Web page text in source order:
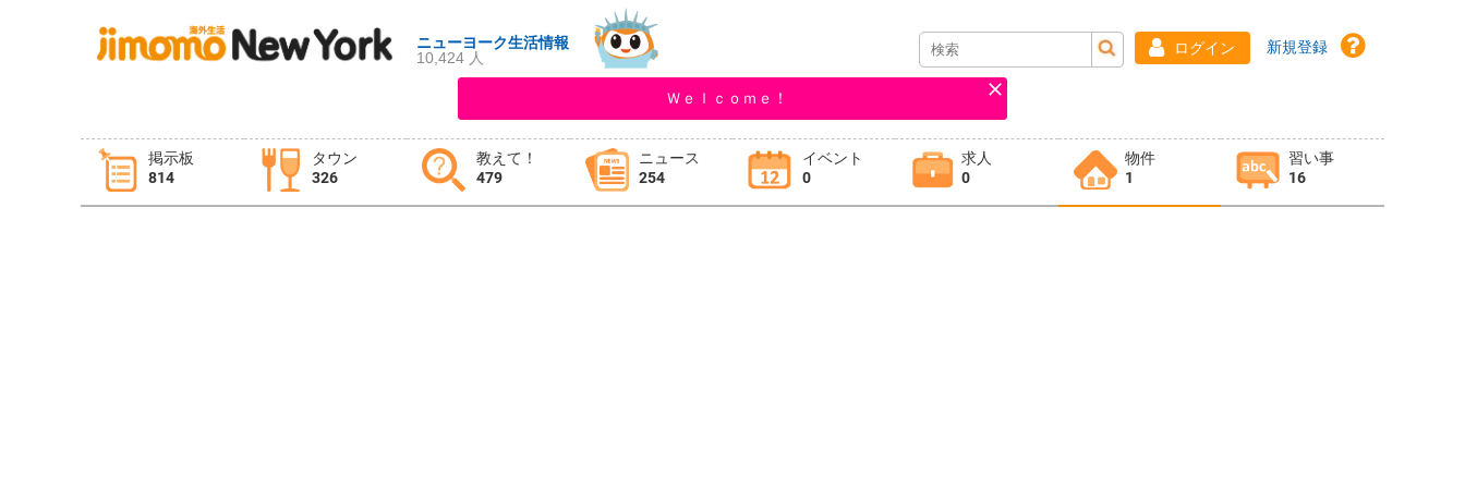
ニューヨーク生活情報
10,424 人
ログイン 新規登録
Ｗｅｌｃｏｍｅ！
掲示板
814
タウン
326
教えて！
479
ニュース
254
イベント
0
求人
0
物件
1
習い事
16
タウン情報